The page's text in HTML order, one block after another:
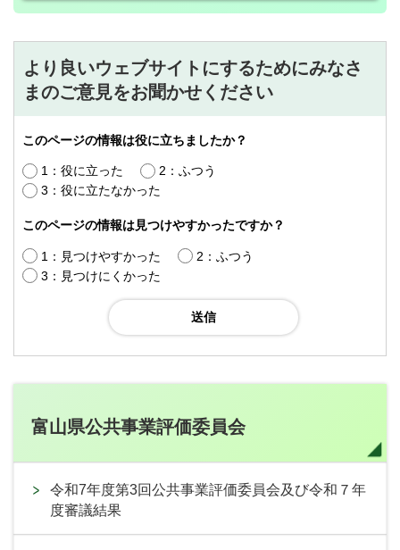
より良いウェブサイトにするためにみなさ
まのご意見をお聞かせください
このページの情報は役に立ちましたか？
1：役に立った
2：ふつう
3：役に立たなかった
このページの情報は見つけやすかったですか？
1：見つけやすかった
2：ふつう
3：見つけにくかった
富山県公共事業評価委員会
令和7年度第3回公共事業評価委員会及び令和７年
度審議結果